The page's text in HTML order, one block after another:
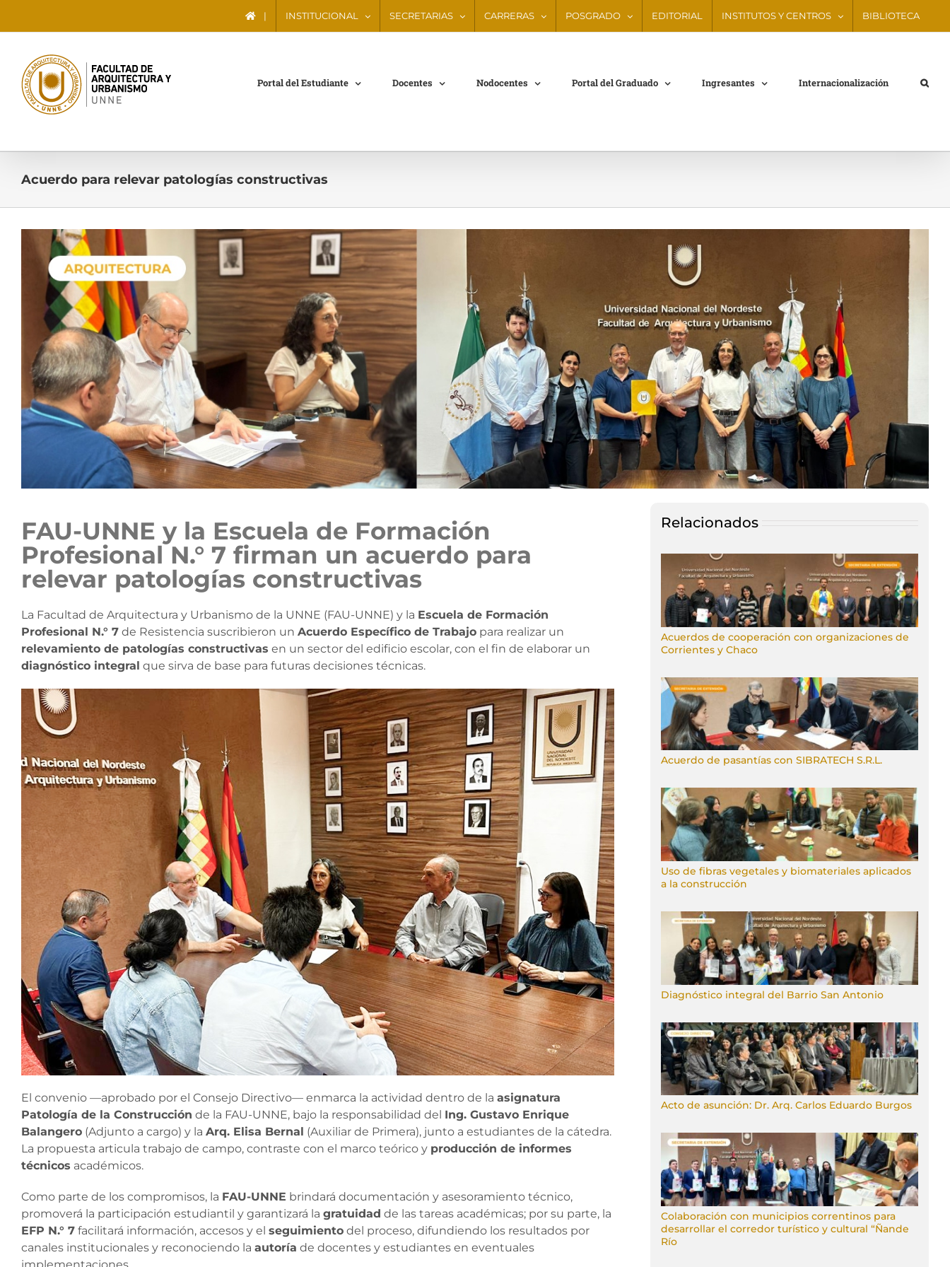
| INSTITUCIONAL SECRETARIAS CARRERAS POSGRADO EDITORIAL INSTITUTOS Y CENTROS BIBLIOTECA
Portal del Estudiante Docentes Nodocentes Portal del Graduado Ingresantes Internacionalización
Acuerdo para relevar patologías constructivas
imagen
grande
FAU-UNNE y la Escuela de Formación
Profesional N.° 7 firman un acuerdo para
relevar patologías constructivas
La Facultad de Arquitectura y Urbanismo de la UNNE (FAU-UNNE) y la Escuela de Formación
Profesional N.° 7de Resistencia suscribieron un Acuerdo Específico de Trabajopara realizar un
relevamiento de patologías constructivas en un sector del edificio escolar, con el fin de elaborar un
diagnóstico integral que sirva de base para futuras decisiones técnicas.
El convenio —aprobado por el Consejo Directivo— enmarca la actividad dentro de la asignatura
Patología de la Construcción de la FAU-UNNE, bajo la responsabilidad del Ing. Gustavo Enrique
Balangero(Adjunto a cargo) y la Arq. Elisa Bernal (Auxiliar de Primera), junto a estudiantes de la cátedra.
La propuesta articula trabajo de campo, contraste con el marco teórico y producción de informes
técnicos académicos.
Como parte de los compromisos, la FAU-UNNE brindará documentación y asesoramiento técnico,
promoverá la participación estudiantil y garantizará la gratuidad de las tareas académicas; por su parte, la
EFP N.° 7facilitará información, accesos y el seguimientodel proceso, difundiendo los resultados por
canales institucionales y reconociendo la autoría de docentes y estudiantes en eventuales
Relacionados
Acuerdos de cooperación con organizaciones de
Corrientes y Chaco
Acuerdo de pasantías con SIBRATECH S.R.L.
Uso de fibras vegetales y biomateriales aplicados
a la construcción
Diagnóstico integral del Barrio San Antonio
Acto de asunción: Dr. Arq. Carlos Eduardo Burgos
Colaboración con municipios correntinos para
desarrollar el corredor turístico y cultural “Ñande
Río